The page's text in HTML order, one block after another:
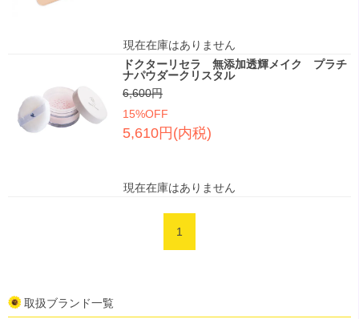
現在在庫はありません
ドクターリセラ 無添加透輝メイク プラチ
ナパウダークリスタル
6,600円
15%OFF
5,610円(内税)
現在在庫はありません
1
取扱ブランド一覧